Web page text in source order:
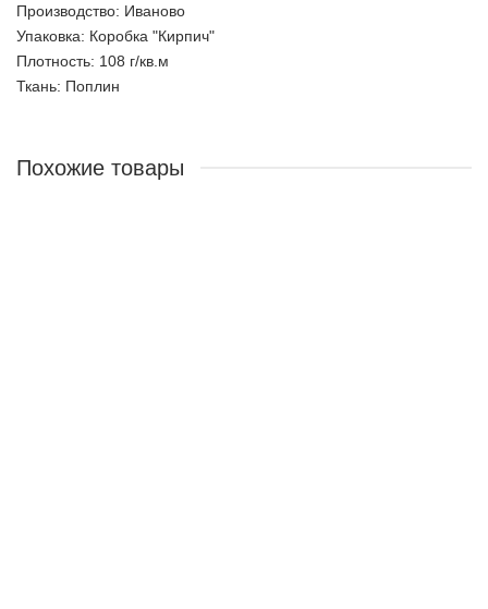
Производство: Иваново
Упаковка: Коробка "Кирпич"
Плотность: 108 г/кв.м
Ткань: Поплин
Похожие товары